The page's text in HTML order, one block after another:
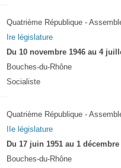
Quatrième République -
Ire législature
Du 10 novembre 1946 au 4
Bouches-du-Rhône
Socialiste
Quatrième République -
IIe législature
Du 17 juin 1951 au 1 décembre
Bouches-du-Rhône